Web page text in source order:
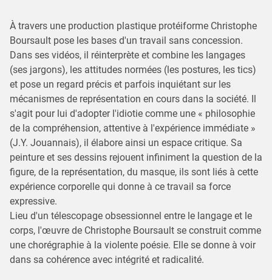
À travers une production plastique protéiforme Christophe
Boursault pose les bases d'un travail sans concession.
Dans ses vidéos, il réinterprète et combine les langages
(ses jargons), les attitudes normées (les postures, les tics)
et pose un regard précis et parfois inquiétant sur les
mécanismes de représentation en cours dans la société. Il
s'agit pour lui d'adopter l'idiotie comme une « philosophie
de la compréhension, attentive à l'expérience immédiate »
(J.Y. Jouannais), il élabore ainsi un espace critique. Sa
peinture et ses dessins rejouent infiniment la question de la
figure, de la représentation, du masque, ils sont liés à cette
expérience corporelle qui donne à ce travail sa force
expressive.
Lieu d'un télescopage obsessionnel entre le langage et le
corps, l'œuvre de Christophe Boursault se construit comme
une chorégraphie à la violente poésie. Elle se donne à voir
dans sa cohérence avec intégrité et radicalité.